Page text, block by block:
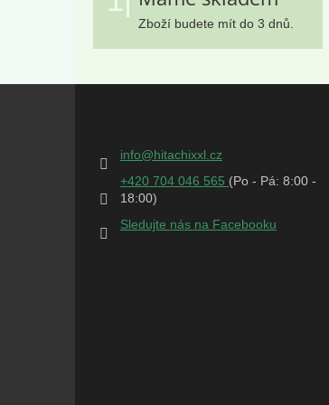
Zboží budete mít do 3 dnů.
info@hitachixxl.cz
+420 704 046 565
Sledujte nás na Facebooku